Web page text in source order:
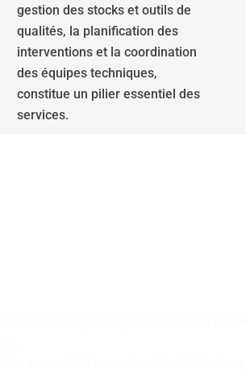
gestion des stocks et outils de
qualités, la planification des
interventions et la coordination
des équipes techniques,
constitue un pilier essentiel des
services.